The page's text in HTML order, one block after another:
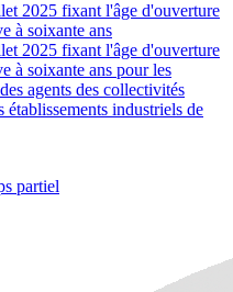
2025 fixant l'âge d'ouverture
à soixante ans
2025 fixant l'âge d'ouverture
à soixante ans pour les
agents des collectivités
établissements industriels de
partiel